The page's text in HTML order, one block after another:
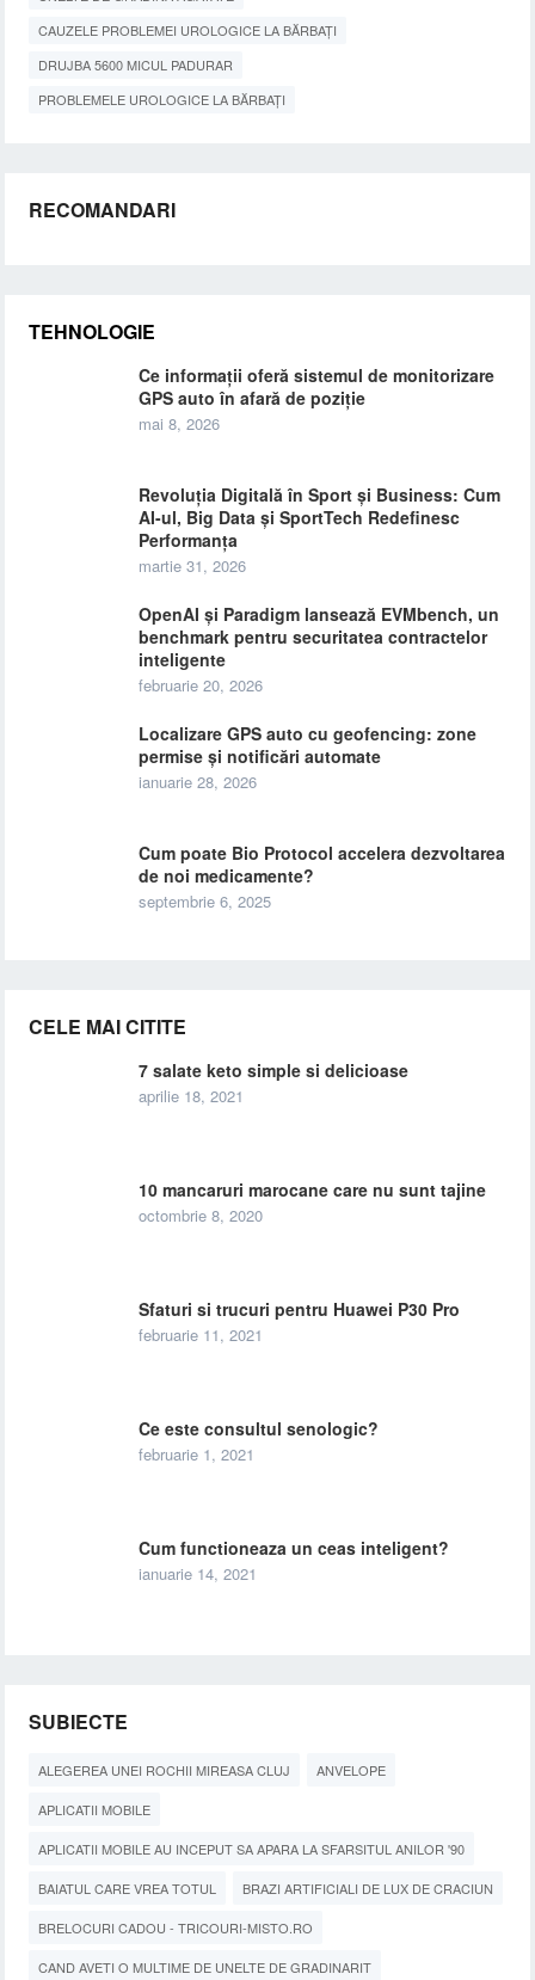
CAUZELE PROBLEMEI UROLOGICE LA BĂRBAȚI
DRUJBA 5600 MICUL PADURAR
PROBLEMELE UROLOGICE LA BĂRBAȚI
RECOMANDARI
TEHNOLOGIE
Ce informații oferă sistemul de monitorizare
GPS auto în afară de poziție
mai 8, 2026
Revoluția Digitală în Sport și Business: Cum
AI-ul, Big Data și SportTech Redefinesc
Performanța
martie 31, 2026
OpenAI și Paradigm lansează EVMbench, un
benchmark pentru securitatea contractelor
inteligente
februarie 20, 2026
Localizare GPS auto cu geofencing: zone
permise și notificări automate
ianuarie 28, 2026
Cum poate Bio Protocol accelera dezvoltarea
de noi medicamente?
septembrie 6, 2025
CELE MAI CITITE
7 salate keto simple si delicioase
aprilie 18, 2021
10 mancaruri marocane care nu sunt tajine
octombrie 8, 2020
Sfaturi si trucuri pentru Huawei P30 Pro
februarie 11, 2021
Ce este consultul senologic?
februarie 1, 2021
Cum functioneaza un ceas inteligent?
ianuarie 14, 2021
SUBIECTE
ALEGEREA UNEI ROCHII MIREASA CLUJ ANVELOPE
APLICATII MOBILE
APLICATII MOBILE AU INCEPUT SA APARA LA SFARSITUL ANILOR '90
BAIATUL CARE VREA TOTUL BRAZI ARTIFICIALI DE LUX DE CRACIUN
BRELOCURI CADOU - TRICOURI-MISTO.RO
CAND AVETI O MULTIME DE UNELTE DE GRADINARIT